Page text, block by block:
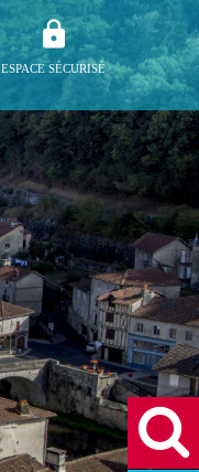
ESPACE SÉCURISÉ